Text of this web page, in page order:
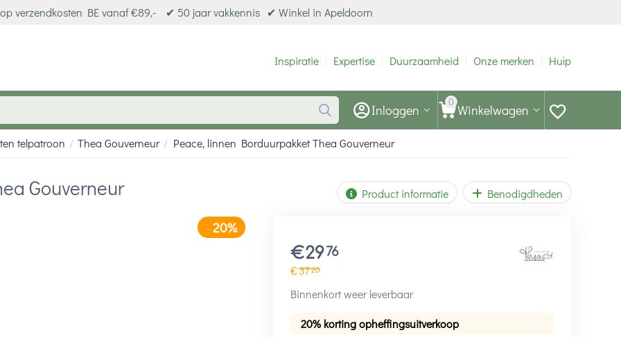
verzendkosten BE vanaf €89,- ✔ 50 jaar vakkennis ✔ Winkel in Apeldoorn
Inspiratie Expertise Duurzaamheid Onze merken Hulp
0 Winkelwagen
Inloggen
telpatroon / Thea Gouverneur / Peace, linnen Borduurpakket Thea Gouverneur
Gouverneur Product informatie Benodigdheden
-
€2976
€3720
Binnenkort weer leverbaar
20% korting opheffingsuitverkoop